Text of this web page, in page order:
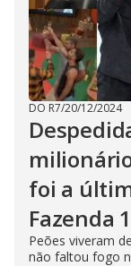
DO R7/20/12/2024
foi a
Fazenda
Peões viveram
não faltou fogo